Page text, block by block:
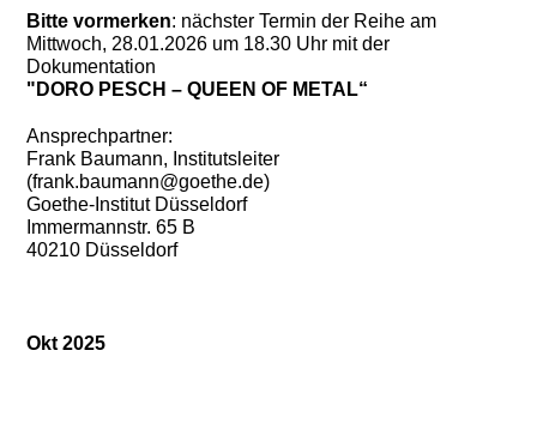
Bitte vormerken: nächster Termin der Reihe am
Mittwoch, 28.01.2026 um 18.30 Uhr mit der
Dokumentation
"DORO PESCH – QUEEN OF METAL“
Ansprechpartner:
Frank Baumann, Institutsleiter
(frank.baumann@goethe.de)
Goethe-Institut Düsseldorf
Immermannstr. 65 B
40210 Düsseldorf
Okt 2025